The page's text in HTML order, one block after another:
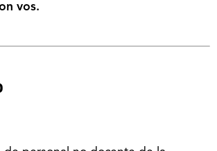
vos.